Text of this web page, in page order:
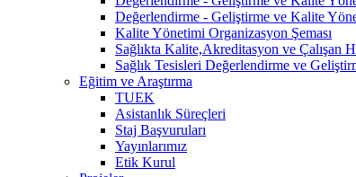
Değerlendirme - Geliştirme ve Kalite
Kalite Yönetimi Organizasyon Şeması
Sağlıkta Kalite,Akreditasyon ve Çalışan
Sağlık Tesisleri Değerlendirme ve
Eğitim ve Araştırma
TUEK
Asistanlık Süreçleri
Staj Başvuruları
Yayınlarımız
Etik Kurul